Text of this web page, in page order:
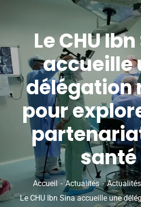
Le CHU
accueille
délégation
pour
santé
Accueil Actualités Actualités
Le CHU Ibn Sina accueille une